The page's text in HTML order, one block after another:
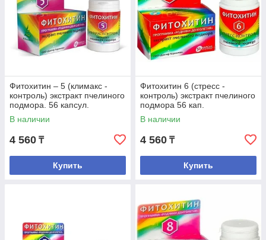
Фитохитин – 5 (климакс -
контроль) экстракт пчелиного
подмора. 56 капсул.
В наличии
4 560 ₸
Купить
Фитохитин 6 (стресс -
контроль) экстракт пчелиного
подмора 56 кап.
В наличии
4 560 ₸
Купить